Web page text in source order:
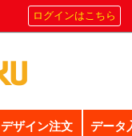
ログインはこちら
デザイン注文 データ